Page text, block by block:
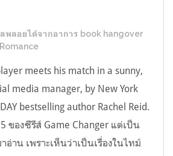
พลอยได้จากอาการ book hangover
meets his match in a sunny,
media manager, by New York
bestselling author Rachel Reid.
ของซีรีส์ Game Changer แต่เป็น
อ่าน เพราะเห็นว่าเป็นเรื่องในไทม์